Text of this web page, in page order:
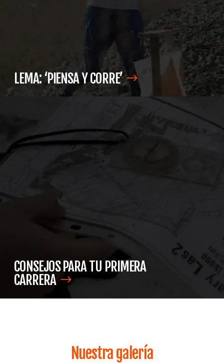
LEMA: ‘PIENSA YCORRE’
CONSEJOS PARA TU PRIMERA
CARRERA
Nuestra galería